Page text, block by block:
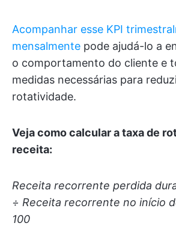
Acompanhar esse KPI
mensalmente pode ajudá-lo a
o comportamento do cliente e
medidas necessárias para
rotatividade.
Veja como calcular a taxa de
receita:
Receita recorrente perdida
÷ Receita recorrente no início
100